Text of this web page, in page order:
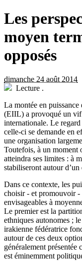
Les
moyen
opposés
dimanche 24 août 2014
Lecture .
La montée en
(EIIL) a provoqué un vif
internationale. Le
celle-ci se demande en
une organisation
Toutefois, à un moment
atteindra ses limites : à
stabiliseront autour
Dans ce contexte, les
choisir - et promouvoir -
envisageables à
Le premier est la
ethniques autonomes ;
irakienne fédératrice
autour de ces deux
généralement
est éminemment